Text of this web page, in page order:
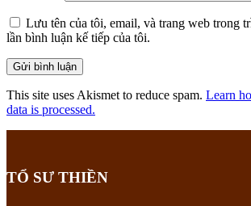
Lưu tên của tôi, email, và trang web trong
lần bình luận kế tiếp của tôi.
This site uses Akismet to reduce spam. Learn
data is processed.
TỔ SƯ THIỀN